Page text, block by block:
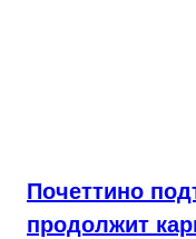
Почеттино
продолжит